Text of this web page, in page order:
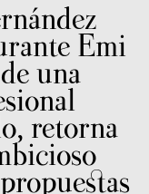
Emi
una
retorna